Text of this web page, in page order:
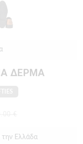
ΔΕΡΜΑ
Ελλάδα